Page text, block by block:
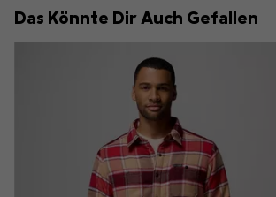
Das Könnte Dir Auch Gefallen